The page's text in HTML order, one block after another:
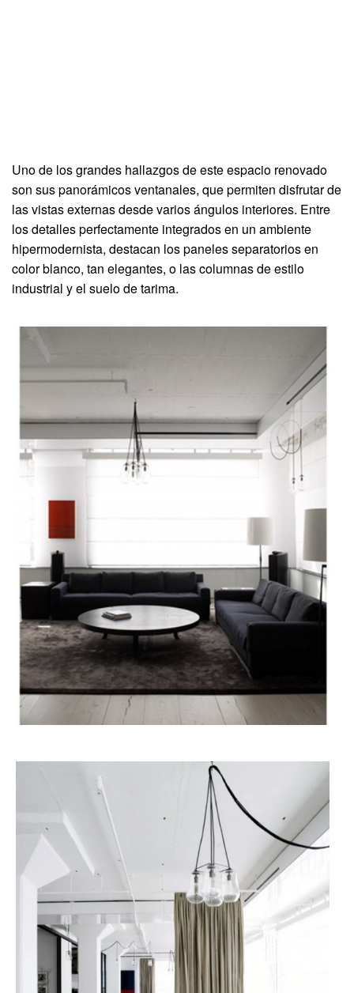
Uno de los grandes hallazgos de este espacio renovado
son sus panorámicos ventanales, que permiten disfrutar de
las vistas externas desde varios ángulos interiores. Entre
los detalles perfectamente integrados en un ambiente
hipermodernista, destacan los paneles separatorios en
color blanco, tan elegantes, o las columnas de estilo
industrial y el suelo de tarima.